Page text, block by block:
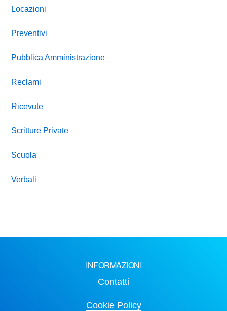
Locazioni
Preventivi
Pubblica Amministrazione
Reclami
Ricevute
Scritture Private
Scuola
Verbali
INFORMAZIONI
Contatti
Cookie Policy